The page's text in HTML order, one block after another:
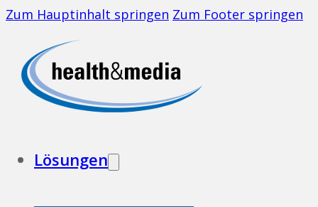
Zum Hauptinhalt springen Zum Footer springen
Lösungen